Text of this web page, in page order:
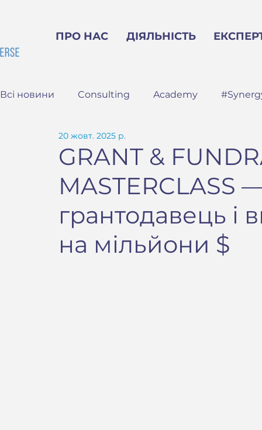
ПРО НАС ДІЯЛЬНІСТЬ
Всі новини Consulting Academy
GRANT &
MASTERCLASS
грантодавець і
на мільйони $
20 жовт. 2025 р.